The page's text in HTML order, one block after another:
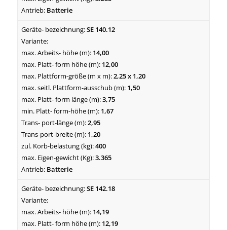
Batterie
SE 140.12
14,00
12,00
2,25 x 1,20
1,50
3,75
1,67
2,95
1,20
400
3.365
Batterie
SE 142.18
14,19
12,19